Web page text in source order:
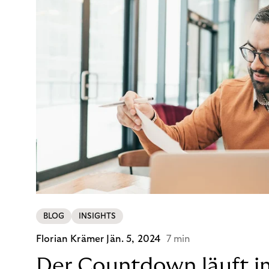
BLOG INSIGHTS
Florian Krämer Jän. 5, 2024 7 min